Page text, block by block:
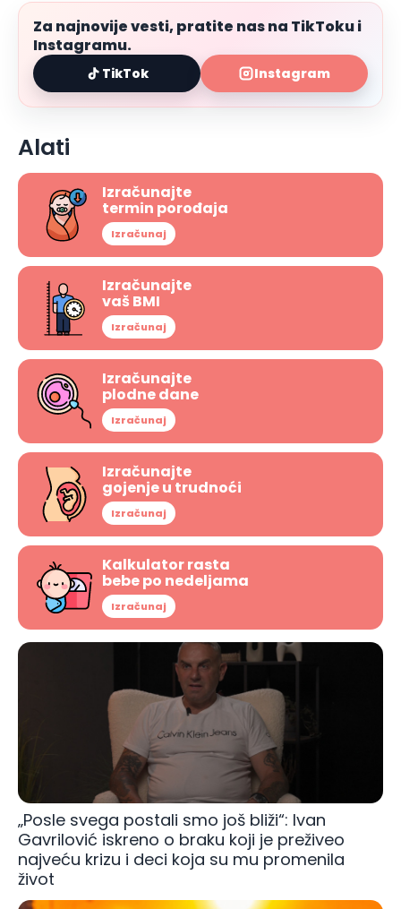
Za najnovije vesti, pratite nas na TikToku i
Instagramu.
TikTok Instagram
Alati
Izračunajte
termin porođaja
Izračunaj
Izračunajte
vaš BMI
Izračunaj
Izračunajte
plodne dane
Izračunaj
Izračunajte
gojenje u trudnoći
Izračunaj
Kalkulator rasta
bebe po nedeljama
Izračunaj
„Posle svega postali smo još bliži“: Ivan
Gavrilović iskreno o braku koji je preživeo
najveću krizu i deci koja su mu promenila
život